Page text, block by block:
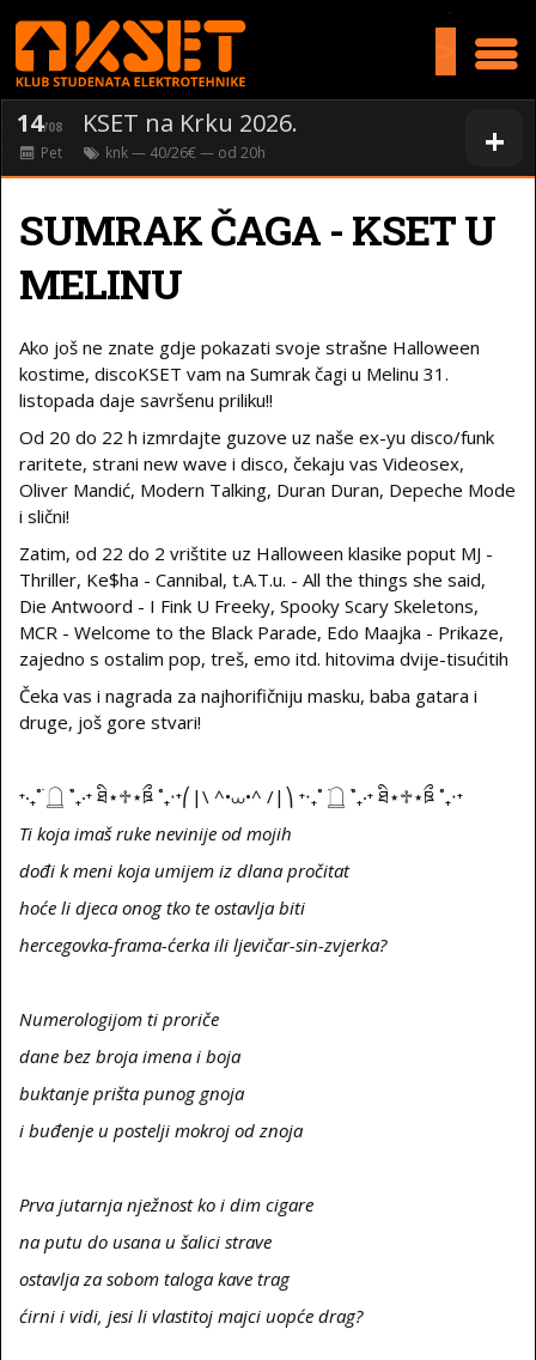
+
14/08 KSET na Krku 2026.
Pet knk— 40/26€ — od 20h
SUMRAK ČAGA - KSET U
MELINU
Ako još ne znate gdje pokazati svoje strašne Halloween
kostime, discoKSET vam na Sumrak čagi u Melinu 31.
listopada daje savršenu priliku!!
Od 20 do 22 h izmrdajte guzove uz naše ex-yu disco/funk
raritete, strani new wave i disco, čekaju vas Videosex,
Oliver Mandić, Modern Talking, Duran Duran, Depeche Mode
i slični!
Zatim, od 22 do 2 vrištite uz Halloween klasike poput MJ -
Thriller, Ke$ha - Cannibal, t.A.T.u. - All the things she said,
Die Antwoord - I Fink U Freeky, Spooky Scary Skeletons,
MCR - Welcome to the Black Parade, Edo Maajka - Prikaze,
zajedno s ostalim pop, treš, emo itd. hitovima dvije-tisućitih
Čeka vas i nagrada za najhorifičniju masku, baba gatara i
druge, još gore stvari!
⁺‧₊˚ ࣪𓉸 ࣪˚₊‧⁺ ཐི⋆♱⋆ཋྀ ˚₊‧⁺⎛|\ ^•⩊•^ /|⎞ ⁺‧₊˚ ࣪𓉸 ࣪˚₊‧⁺ ཐི⋆♱⋆ཋྀ ˚₊‧⁺
Ti koja imaš ruke nevinije od mojih
dođi k meni koja umijem iz dlana pročitat
hoće li djeca onog tko te ostavlja biti
hercegovka-frama-ćerka ili ljevičar-sin-zvjerka?
Numerologijom ti proriče
dane bez broja imena i boja
buktanje prišta punog gnoja
i buđenje u postelji mokroj od znoja
Prva jutarnja nježnost ko i dim cigare
na putu do usana u šalici strave
ostavlja za sobom taloga kave trag
ćirni i vidi, jesi li vlastitoj majci uopće drag?